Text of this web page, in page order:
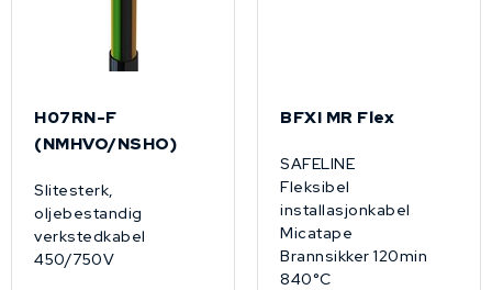
H07RN-F
(NMHVO/NSHO)
Slitesterk,
oljebestandig
verkstedkabel
450/750V
BFXI MR Flex
SAFELINE
Fleksibel
installasjonkabel
Micatape
Brannsikker 120min
840°C